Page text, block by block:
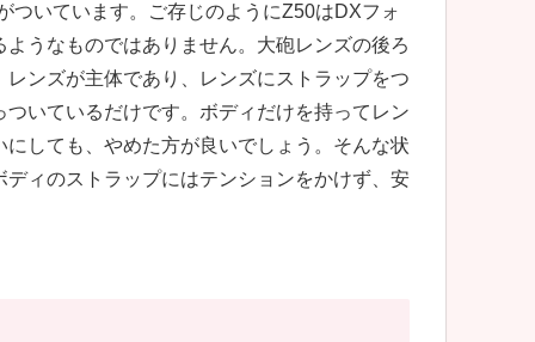
ついています。ご存じのようにZ50はDXフォ
うなものではありません。大砲レンズの後ろ
ンズが主体であり、レンズにストラップをつ
いているだけです。ボディだけを持ってレン
しても、やめた方が良いでしょう。そんな状
ィのストラップにはテンションをかけず、安